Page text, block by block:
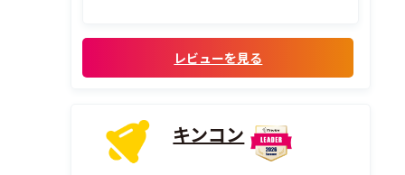
レビューを見る
キンコン